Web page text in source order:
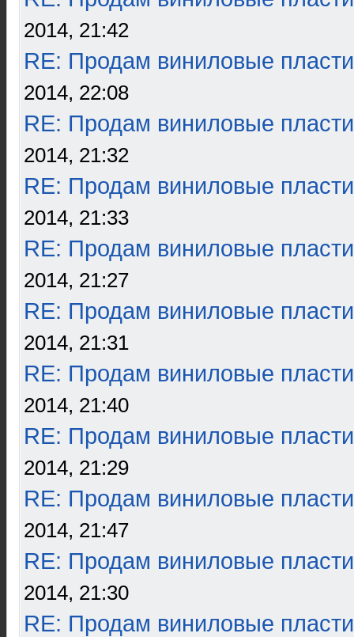
2014, 21:42
RE: Продам виниловые
2014, 22:08
RE: Продам виниловые
2014, 21:32
RE: Продам виниловые
2014, 21:33
RE: Продам виниловые
2014, 21:27
RE: Продам виниловые
2014, 21:31
RE: Продам виниловые
2014, 21:40
RE: Продам виниловые
2014, 21:29
RE: Продам виниловые
2014, 21:47
RE: Продам виниловые
2014, 21:30
RE: Продам виниловые